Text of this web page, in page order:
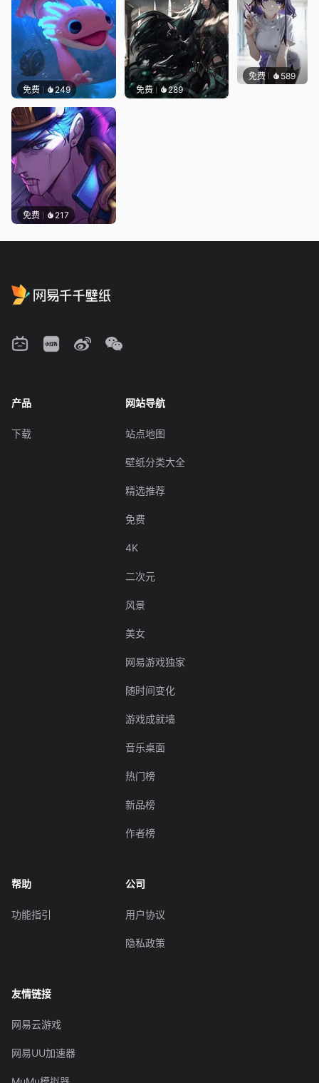
免费 249 免费 289
免费 217
免费 589渔小小
产品
下载
网站导航
站点地图
壁纸分类大全
精选推荐
免费
4K
二次元
风景
美女
网易游戏独家
随时间变化
游戏成就墙
音乐桌面
热门榜
新品榜
作者榜
帮助
功能指引
公司
用户协议
隐私政策
友情链接
网易云游戏
网易UU加速器